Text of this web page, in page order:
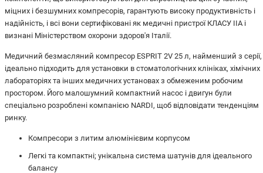
міцних і безшумних компресорів, гарантують високу продуктивність і
надійність, і всі вони сертифіковані як медичні пристрої КЛАСУ IIA і
визнані Міністерством охорони здоров'я Італії.
Медичний безмасляний компресор ESPRIT 2V 25 л, найменший з серії,
ідеально підходить для установки в стоматологічних клініках, хімічних
лабораторіях та інших медичних установах з обмеженим робочим
простором. Його малошумний компактний насос і двигун були
спеціально розроблені компанією NARDI, щоб відповідати тенденціям
ринку.
Компресори з литим алюмінієвим корпусом
Легкі та компактні; унікальна система шатунів для ідеального
балансу